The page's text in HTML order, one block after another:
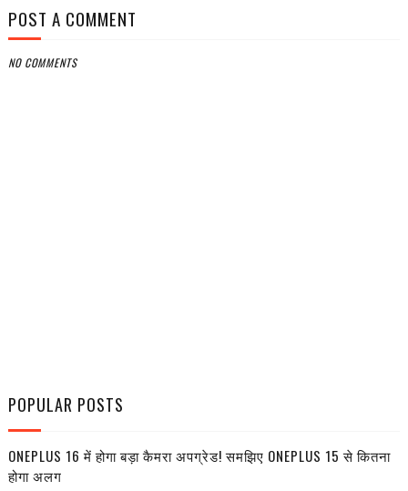
POST A COMMENT
NO COMMENTS
POPULAR POSTS
ONEPLUS 16 में होगा बड़ा कैमरा अपग्रेड! समझिए ONEPLUS 15 से कितना
होगा अलग